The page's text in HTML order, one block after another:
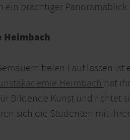
ein prächtiger
freien Lauf lassen
Heimbach hat
Bildende Kunst und richtet
sich die Studenten mit